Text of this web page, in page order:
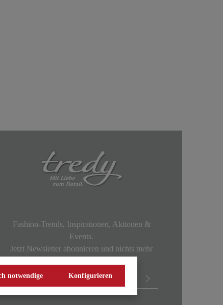
Fashion-Trends, Inspirationen, Aktionen &
Events.
Jetzt Newsletter abonnieren und nichts mehr
notwendige Konfigurieren